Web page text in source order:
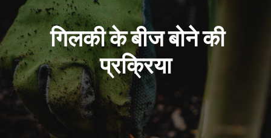
गिलकी के बीज बोने की
प्रक्रिया